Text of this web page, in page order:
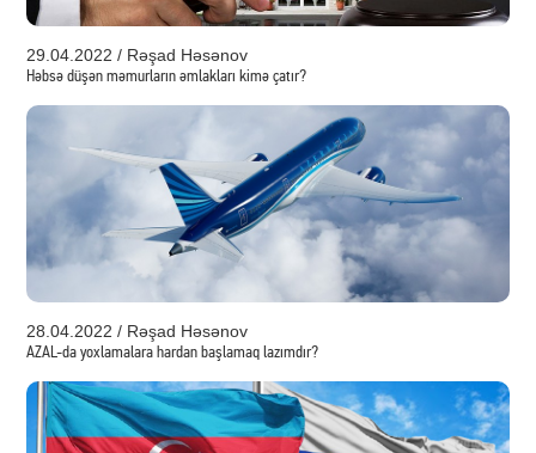
29.04.2022 / Rəşad Həsənov
Həbsə düşən məmurların əmlakları kimə çatır?
28.04.2022 / Rəşad Həsənov
AZAL-da yoxlamalara hardan başlamaq lazımdır?